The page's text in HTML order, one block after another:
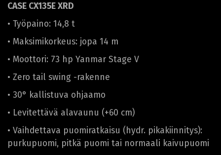
CASE CX135E XRD
• Työpaino: 14,8 t
• Maksimikorkeus: jopa 14 m
• Moottori: 73 hp Yanmar Stage V
• Zero tail swing -rakenne
• 30° kallistuva ohjaamo
• Levitettävä alavaunu (+60 cm)
• Vaihdettava puomiratkaisu (hydr. pikakiinnitys):
purkupuomi, pitkä puomi tai normaali kaivupuomi